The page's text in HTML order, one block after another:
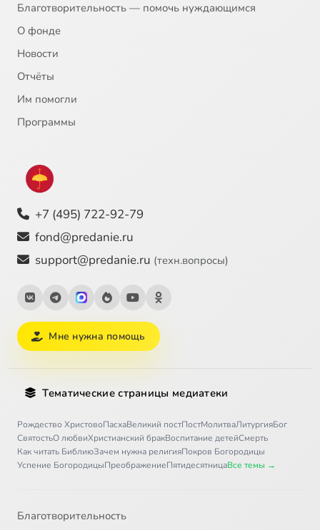
Благотворительность — помочь нуждающимся
О фонде
Новости
Отчёты
Им помогли
Программы
+7 (495) 722-92-79
fond@predanie.ru
support@predanie.ru (техн.вопросы)
Мне нужна помощь
Тематические страницы медиатеки
Рождество ХристовоПасхаВеликий постПостМолитваЛитургияБог
СвятостьО любвиХристианский бракВоспитание детейСмерть
Как читать БиблиюЗачем нужна религияПокров Богородицы
Успение БогородицыПреображениеПятидесятницаВсе темы →
Благотворительность